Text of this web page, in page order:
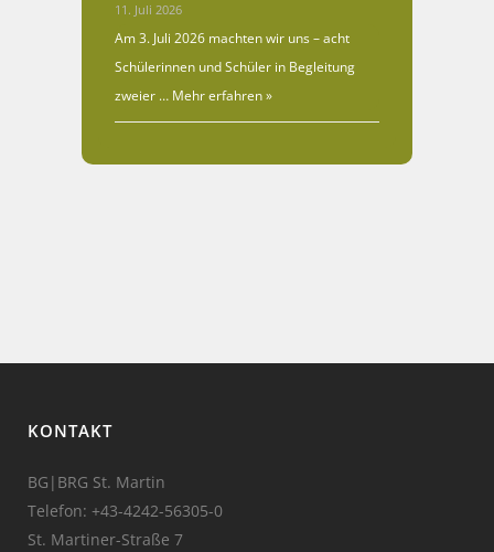
11. Juli 2026
Am 3. Juli 2026 machten wir uns – acht
Schülerinnen und Schüler in Begleitung
zweier … Mehr erfahren »
KONTAKT
BG|BRG St. Martin
Telefon: +43-4242-56305-0
St. Martiner-Straße 7